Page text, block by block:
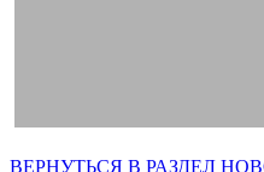
ВЕРНУТЬСЯ В РАЗДЕЛ